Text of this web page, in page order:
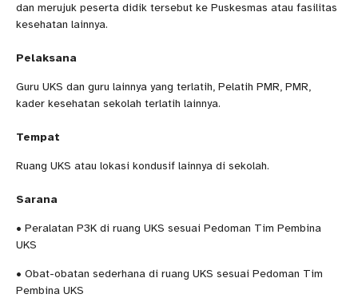
dan merujuk peserta didik tersebut ke Puskesmas atau fasilitas
kesehatan lainnya.
Pelaksana
Guru UKS dan guru lainnya yang terlatih, Pelatih PMR, PMR,
kader kesehatan sekolah terlatih lainnya.
Tempat
Ruang UKS atau lokasi kondusif lainnya di sekolah.
Sarana
• Peralatan P3K di ruang UKS sesuai Pedoman Tim Pembina
UKS
• Obat-obatan sederhana di ruang UKS sesuai Pedoman Tim
Pembina UKS